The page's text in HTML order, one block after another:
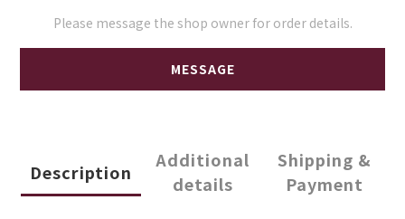
Please message the shop owner for order details.
MESSAGE
Description
Additional
details
Shipping &
Payment